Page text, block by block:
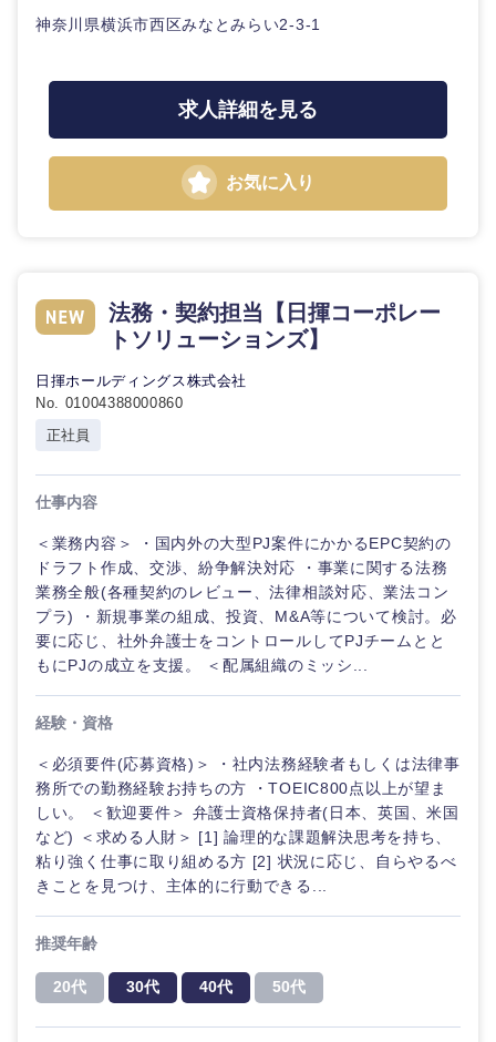
神奈川県横浜市西区みなとみらい2-3-1
求人詳細を見る
お気に入り
法務・契約担当【日揮コーポレー
トソリューションズ】
日揮ホールディングス株式会社
No. 01004388000860
正社員
仕事内容
＜業務内容＞ ・国内外の大型PJ案件にかかるEPC契約の
ドラフト作成、交渉、紛争解決対応 ・事業に関する法務
業務全般(各種契約のレビュー、法律相談対応、業法コン
プラ) ・新規事業の組成、投資、M&A等について検討。必
要に応じ、社外弁護士をコントロールしてPJチームとと
もにPJの成立を支援。 ＜配属組織のミッシ...
経験・資格
＜必須要件(応募資格)＞ ・社内法務経験者もしくは法律事
務所での勤務経験お持ちの方 ・TOEIC800点以上が望ま
しい。 ＜歓迎要件＞ 弁護士資格保持者(日本、英国、米国
など) ＜求める人財＞ [1] 論理的な課題解決思考を持ち、
粘り強く仕事に取り組める方 [2] 状況に応じ、自らやるべ
きことを見つけ、主体的に行動できる...
推奨年齢
20代 30代 40代 50代